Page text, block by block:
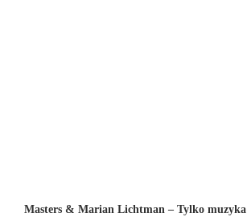
Masters & Marian Lichtman – Tylko muzyka